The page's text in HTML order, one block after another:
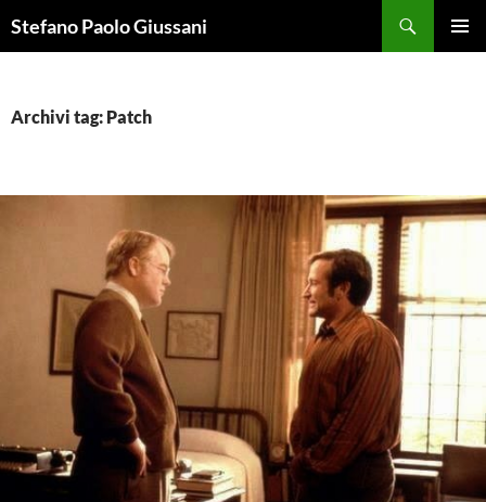
alStefano Paolo Giussani
Archivi tag: Patch